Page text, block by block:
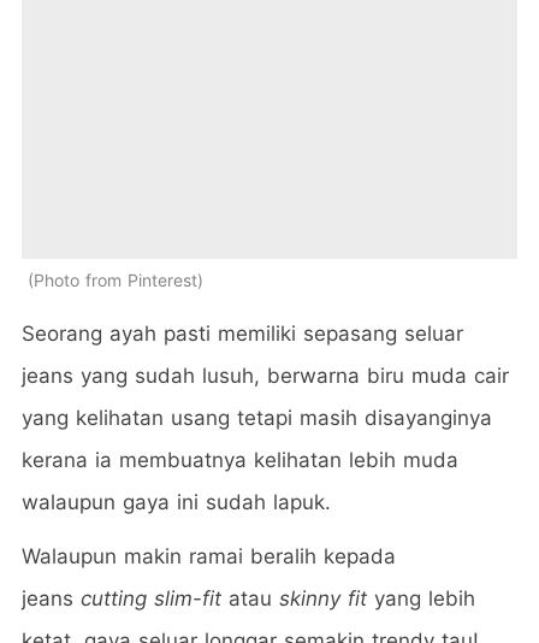
Photo from Pinterest
Seorang ayah pasti memiliki sepasang seluar
jeans yang sudah lusuh, berwarna biru muda cair
yang kelihatan usang tetapi masih disayanginya
kerana ia membuatnya kelihatan lebih muda
walaupun gaya ini sudah lapuk.
Walaupun makin ramai beralih kepada
jeans cutting slim-fit atau skinny fit yang lebih